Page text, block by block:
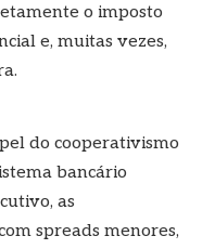
o imposto
e, muitas vezes,
do cooperativismo
bancário
as
spreads menores,